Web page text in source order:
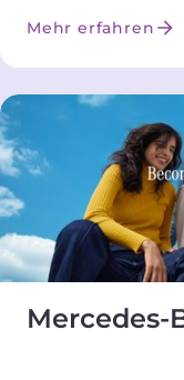
Mehr erfahren
Mercedes-